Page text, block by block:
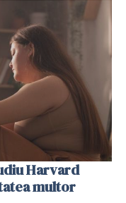
Harvard
multor